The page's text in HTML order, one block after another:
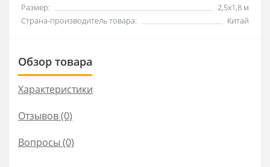
Размер:
2,5х1,8 м
Страна-производитель товара:
Китай
Обзор товара
Характеристики
Отзывов (0)
Вопросы (0)